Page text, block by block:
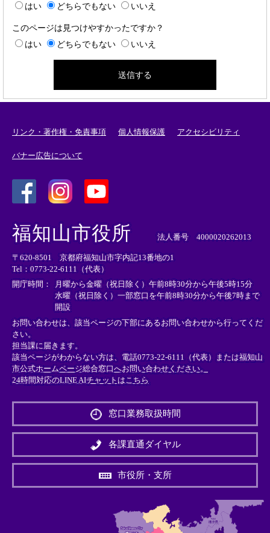
はい
どちらでもない いいえ
このページは見つけやすかったですか？
はい
どちらでもない いいえ
リンク・著作権・免責事項 個人情報保護 アクセシビリティ
バナー広告について
外
部
リ
ン
ク
＞
外
リ
ン
ク
＞
外
部
ン
ク
＞
福知山市役所 法人番号 4000020262013
〒620-8501 京都府福知山市字内記13番地の1
Tel：0773-22-6111（代表）
開庁時間：
月曜から金曜（祝日除く）午前8時30分から午後5時15分
水曜（祝日除く）一部窓口を午前8時30分から午後7時まで
開設
お問い合わせは、該当ページの下部にあるお問い合わせから行ってくだ
さい。
担当課に届きます。
該当ページがわからない方は、電話0773-22-6111（代表）または福知山
市公式ホームページ総合窓口へお問い合わせください。
24時間対応のLINE AIチャットはこちら
外
リ
ン
＞
窓口業務取扱時間
各課直通ダイヤル
市役所・支所